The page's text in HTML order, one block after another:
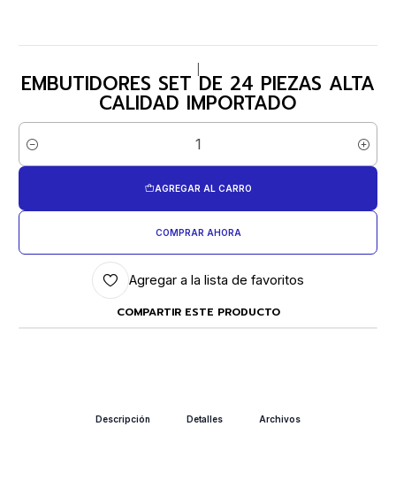
EMBUTIDORES SET DE 24 PIEZAS ALTA
CALIDAD IMPORTADO
Cantidad
AGREGAR AL CARRO
COMPRAR AHORA
Agregar a la lista de favoritos
COMPARTIR ESTE PRODUCTO
Descripción Detalles Archivos